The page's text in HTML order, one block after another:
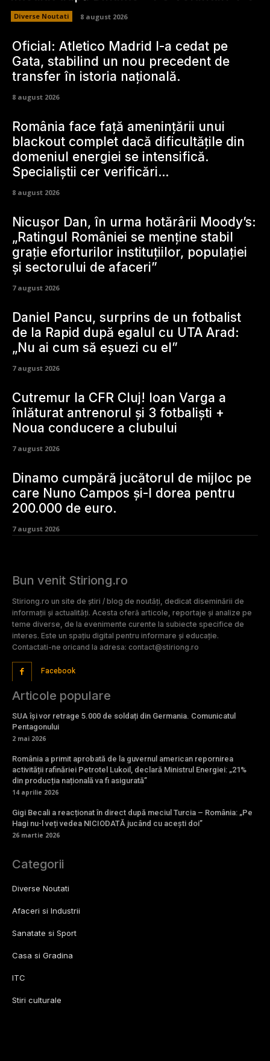
Diverse Noutati 8 august 2026
Oficial: Atletico Madrid l-a cedat pe
Gata, stabilind un nou precedent de
transfer în istoria națională.
8 august 2026
România face față amenințării unui
blackout complet dacă dificultățile din
domeniul energiei se intensifică.
Specialiștii cer verificări…
8 august 2026
Nicușor Dan, în urma hotărârii Moody’s:
„Ratingul României se menține stabil
grație eforturilor instituțiilor, populației
și sectorului de afaceri”
7 august 2026
Daniel Pancu, surprins de un fotbalist
de la Rapid după egalul cu UTA Arad:
„Nu ai cum să eșuezi cu el”
7 august 2026
Cutremur la CFR Cluj! Ioan Varga a
înlăturat antrenorul și 3 fotbaliști +
Noua conducere a clubului
7 august 2026
Dinamo cumpără jucătorul de mijloc pe
care Nuno Campos și-l dorea pentru
200.000 de euro.
7 august 2026
Bun venit Stiriong.ro
Stiriong.ro un site de știri / blog de noutăți, dedicat diseminării de
informații și actualități. Acesta oferă articole, reportaje și analize pe
teme diverse, de la evenimente curente la subiecte specifice de
interes. Este un spațiu digital pentru informare și educație.
Contactati-ne oricand la adresa: contact@stiriong.ro
Facebook
Articole populare
SUA își vor retrage 5.000 de soldați din Germania. Comunicatul
Pentagonului
2 mai 2026
România a primit aprobată de la guvernul american repornirea
activității rafinăriei Petrotel Lukoil, declară Ministrul Energiei: „21%
din producția națională va fi asigurată”
14 aprilie 2026
Gigi Becali a reacționat în direct după meciul Turcia – România: „Pe
Hagi nu-l veți vedea NICIODATĂ jucând cu acești doi”
26 martie 2026
Categorii
Diverse Noutati
Afaceri si Industrii
Sanatate si Sport
Casa si Gradina
ITC
Stiri culturale